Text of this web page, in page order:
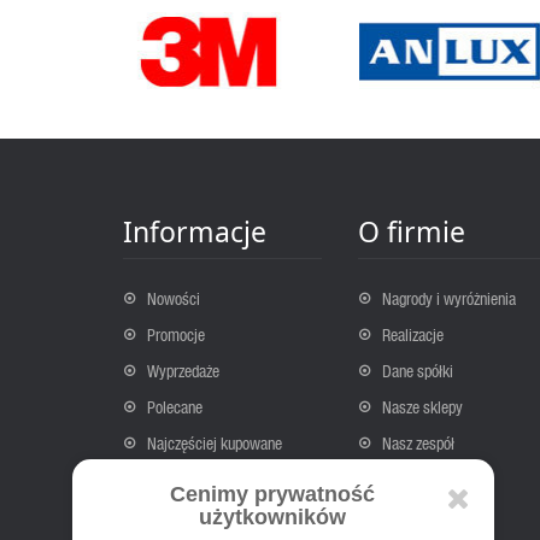
Oświetlenie akcentujące
Oświetlenie nastrojowe
Średnia trwałość: 2000 h
Informacje
Nowości
Promocje
Wyprzedaże
Polecane
Najczęściej kupowane
Mapa strony
O firmie
Nagrody i wyróżnienia
Realizacje
Dane spółki
Nasze sklepy
Nasz zespół
Cenimy prywatność
użytkowników